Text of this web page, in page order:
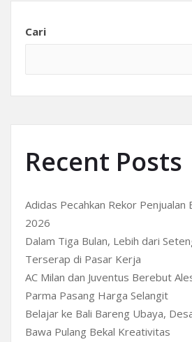
Cari
Recent Posts
Adidas Pecahkan Rekor Penjualan
2026
Dalam Tiga Bulan, Lebih dari
Terserap di Pasar Kerja
AC Milan dan Juventus Berebut
Parma Pasang Harga Selangit
Belajar ke Bali Bareng Ubaya,
Bawa Pulang Bekal Kreativitas